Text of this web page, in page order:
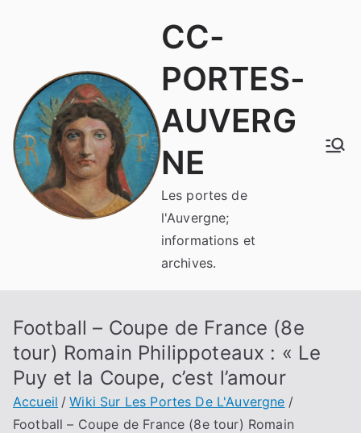
CC-
PORTES-
AUVERG
NE
Les portes de
l'Auvergne;
informations et
archives.
Football – Coupe de France (8e
tour) Romain Philippoteaux : « Le
Puy et la Coupe, c’est l’amour
Accueil
Wiki Sur Les Portes De L'Auvergne
Football – Coupe de France (8e tour) Romain